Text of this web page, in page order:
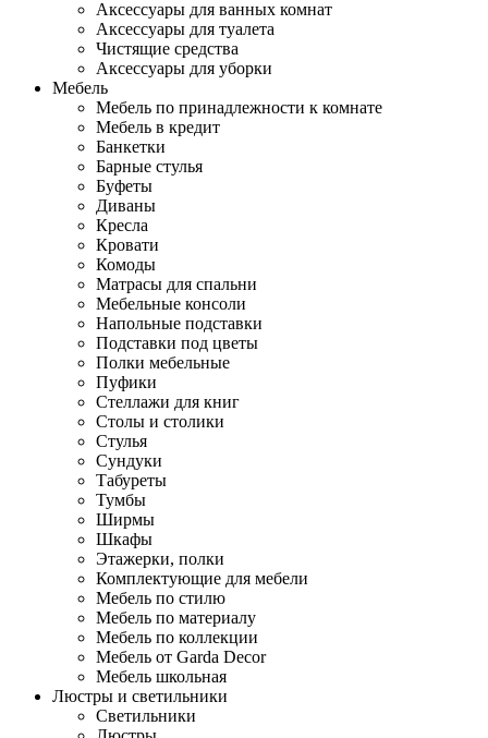
Аксессуары для ванных комнат
Аксессуары для туалета
Чистящие средства
Аксессуары для уборки
Мебель
Мебель по принадлежности к комнате
Мебель в кредит
Банкетки
Барные стулья
Буфеты
Диваны
Кресла
Кровати
Комоды
Матрасы для спальни
Мебельные консоли
Напольные подставки
Подставки под цветы
Полки мебельные
Пуфики
Стеллажи для книг
Столы и столики
Стулья
Сундуки
Табуреты
Тумбы
Ширмы
Шкафы
Этажерки, полки
Комплектующие для мебели
Мебель по стилю
Мебель по материалу
Мебель по коллекции
Мебель от Garda Decor
Мебель школьная
Люстры и светильники
Светильники